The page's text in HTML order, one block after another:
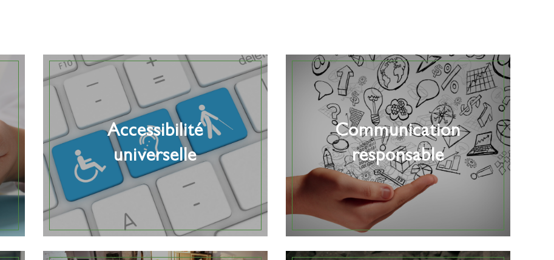
Accessibilité
universelle
Communication
responsable